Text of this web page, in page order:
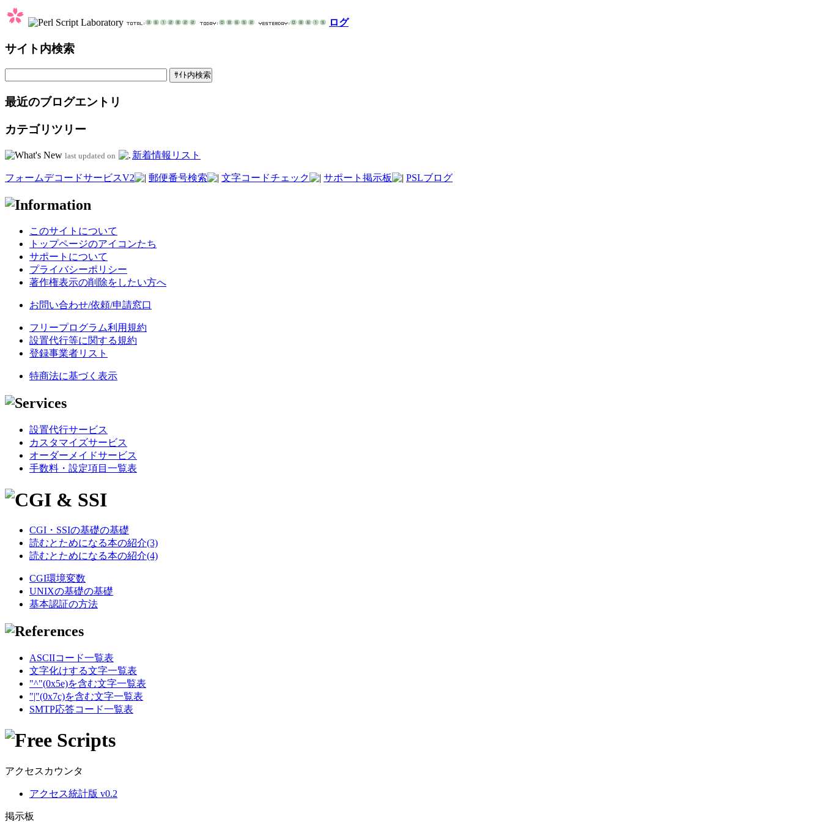
ログ
サイト内検索
最近のブログエントリ
カテゴリツリー
last updated on 新着情報リスト
フォームデコードサービスV2 郵便番号検索 文字コードチェック サポート掲示板 PSLブログ
このサイトについて
トップページのアイコンたち
サポートについて
プライバシーポリシー
著作権表示の削除をしたい方へ
お問い合わせ/依頼/申請窓口
フリープログラム利用規約
設置代行等に関する規約
登録事業者リスト
特商法に基づく表示
設置代行サービス
カスタマイズサービス
オーダーメイドサービス
手数料・設定項目一覧表
CGI・SSIの基礎の基礎
読むとためになる本の紹介(3)
読むとためになる本の紹介(4)
CGI環境変数
UNIXの基礎の基礎
基本認証の方法
ASCIIコード一覧表
文字化けする文字一覧表
"^"(0x5e)を含む文字一覧表
"|"(0x7c)を含む文字一覧表
SMTP応答コード一覧表
アクセスカウンタ
アクセス統計版 v0.2
掲示板